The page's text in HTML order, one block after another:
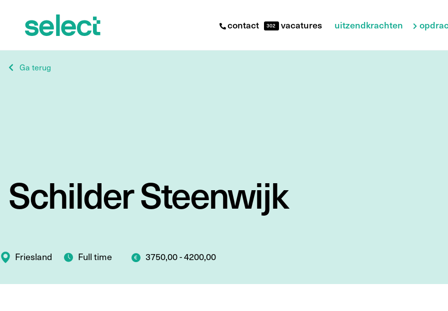
contact 302 vacatures uitzendkrachten
Ga terug
Schilder Steenwijk
Friesland Full time 3750,00 - 4200,00